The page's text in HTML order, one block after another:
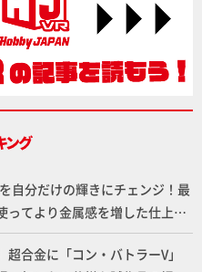
自分だけの輝きにチェンジ！最
ってより金属感を増した仕上が
超合金に「コン・バトラーV」